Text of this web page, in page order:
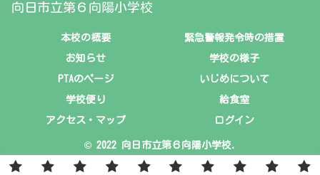
向日市立第６向陽小学校
本校の概要 緊急警報発令時の措置
お知らせ 学校の様子
PTAのページ いじめについて
学校便り 給食室
アクセス・マップ ログイン
© 2022 向日市立第６向陽小学校.